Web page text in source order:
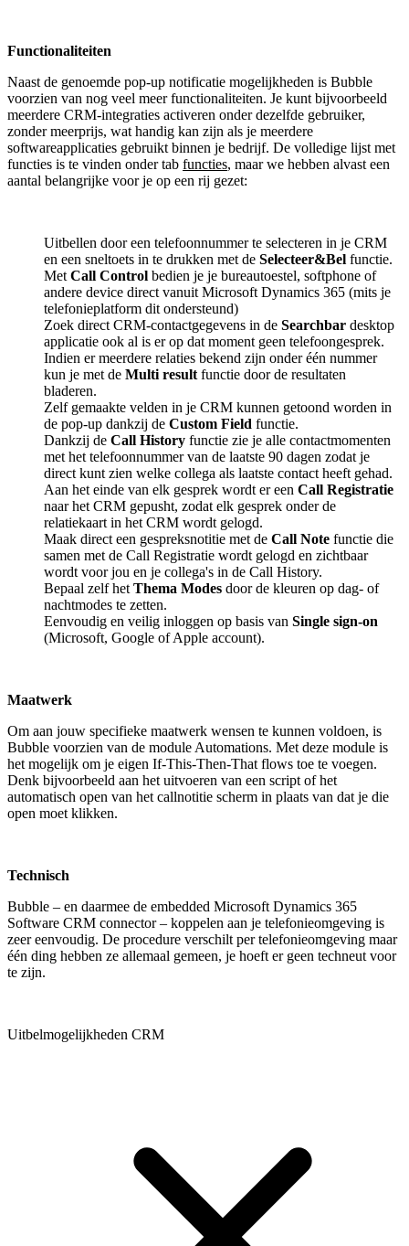
Functionaliteiten
Naast de genoemde pop-up notificatie mogelijkheden is Bubble
voorzien van nog veel meer functionaliteiten. Je kunt bijvoorbeeld
meerdere CRM-integraties activeren onder dezelfde gebruiker,
zonder meerprijs, wat handig kan zijn als je meerdere
softwareapplicaties gebruikt binnen je bedrijf. De volledige lijst met
functies is te vinden onder tab functies, maar we hebben alvast een
aantal belangrijke voor je op een rij gezet:
Uitbellen door een telefoonnummer te selecteren in je CRM
en een sneltoets in te drukken met de Selecteer&Bel functie.
Met Call Control bedien je je bureautoestel, softphone of
andere device direct vanuit Microsoft Dynamics 365 (mits je
telefonieplatform dit ondersteund)
Zoek direct CRM-contactgegevens in de Searchbar desktop
applicatie ook al is er op dat moment geen telefoongesprek.
Indien er meerdere relaties bekend zijn onder één nummer
kun je met de Multi result functie door de resultaten
bladeren.
Zelf gemaakte velden in je CRM kunnen getoond worden in
de pop-up dankzij de Custom Field functie.
Dankzij de Call History functie zie je alle contactmomenten
met het telefoonnummer van de laatste 90 dagen zodat je
direct kunt zien welke collega als laatste contact heeft gehad.
Aan het einde van elk gesprek wordt er een Call Registratie
naar het CRM gepusht, zodat elk gesprek onder de
relatiekaart in het CRM wordt gelogd.
Maak direct een gespreksnotitie met de Call Note functie die
samen met de Call Registratie wordt gelogd en zichtbaar
wordt voor jou en je collega's in de Call History.
Bepaal zelf het Thema Modes door de kleuren op dag- of
nachtmodes te zetten.
Eenvoudig en veilig inloggen op basis van Single sign-on
(Microsoft, Google of Apple account).
Maatwerk
Om aan jouw specifieke maatwerk wensen te kunnen voldoen, is
Bubble voorzien van de module Automations. Met deze module is
het mogelijk om je eigen If-This-Then-That flows toe te voegen.
Denk bijvoorbeeld aan het uitvoeren van een script of het
automatisch open van het callnotitie scherm in plaats van dat je die
open moet klikken.
Technisch
Bubble – en daarmee de embedded Microsoft Dynamics 365
Software CRM connector – koppelen aan je telefonieomgeving is
zeer eenvoudig. De procedure verschilt per telefonieomgeving maar
één ding hebben ze allemaal gemeen, je hoeft er geen techneut voor
te zijn.
Uitbelmogelijkheden CRM